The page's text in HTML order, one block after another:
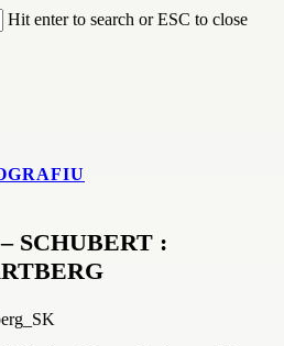
Hit enter to search or ESC to close
SCHUBERT :